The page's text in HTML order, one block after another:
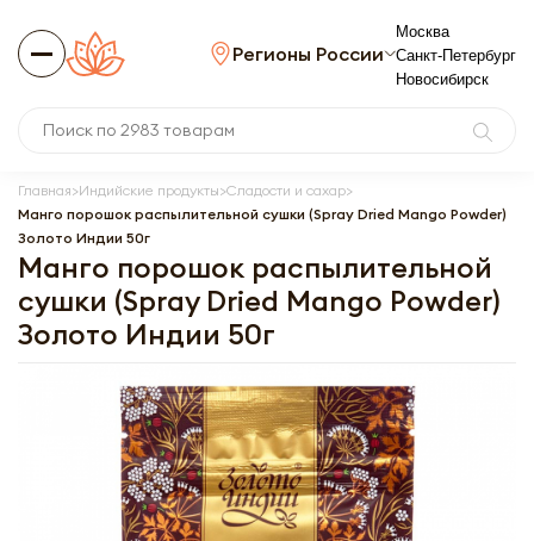
Регионы России
Москва
Санкт-Петербург
Новосибирск
Главная Индийские продукты Сладости и сахар
Манго порошок распылительной сушки (Spray Dried Mango Powder)
Золото Индии 50г
Манго порошок распылительной
сушки (Spray Dried Mango Powder)
Золото Индии 50г